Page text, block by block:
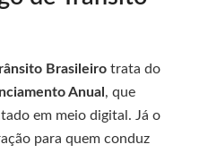
Brasileiro trata do
Anual , que
em meio digital. Já o
para quem conduz